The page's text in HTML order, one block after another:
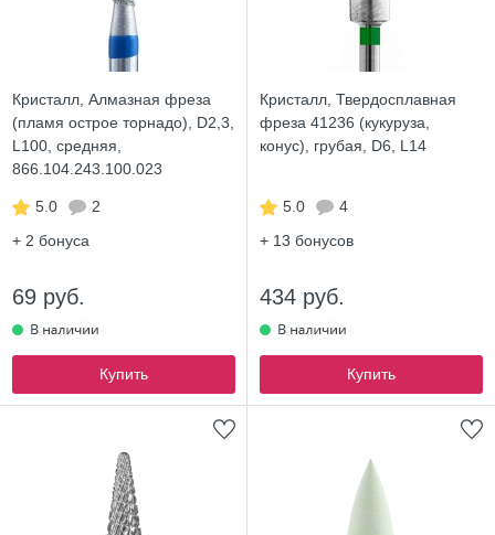
Кристалл, Алмазная фреза
(пламя острое торнадо), D2,3,
L100, средняя,
866.104.243.100.023
5.0
2
+ 2 бонуса
69 руб.
Купить
Кристалл, Твердосплавная
фреза 41236 (кукуруза,
конус), грубая, D6, L14
5.0
4
+ 13 бонусов
434 руб.
Купить